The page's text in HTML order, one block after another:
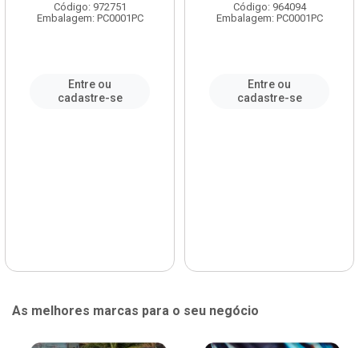
Código: 972751
Embalagem: PC0001PC
Entre ou
cadastre-se
Código: 964094
Embalagem: PC0001PC
Entre ou
cadastre-se
As melhores marcas para o seu negócio